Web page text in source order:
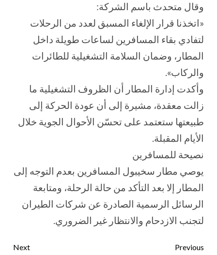
وقال متحدث باسم الشركة:
«اتخذنا قرار الإلغاء المسبق لعدد من الرحلات
لتفادي بقاء المسافرين لساعات طويلة داخل
المطار، وضمان السلامة التشغيلية للطائرات
والركاب».
وأكدت إدارة المطار أن الظروف التشغيلية ما
زالت معقدة، مشيرة إلى أن عودة الحركة إلى
طبيعتها ستعتمد على تحسّن الأحوال الجوية خلال
الأيام المقبلة.
نصيحة للمسافرين
يوصي مطار سخيبول المسافرين بعدم التوجه إلى
المطار إلا بعد التأكد من حالة الرحلة، ومتابعة
الرسائل الرسمية الصادرة عن شركات الطيران
لتجنب الازدحام والانتظار غير الضروري.
Previous
Next